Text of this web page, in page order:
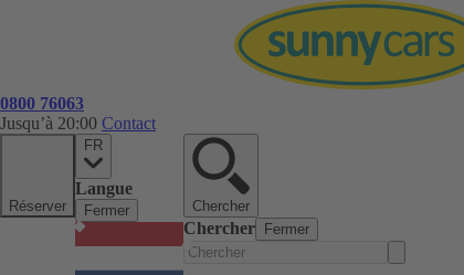
0800 76063
Jusqu’à 20:00 Contact
Réserver
FR
Langue
Fermer Chercher
Chercher Fermer